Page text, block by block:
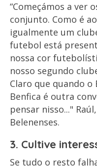
“Começámos a ver
conjunto. Como é
igualmente um
futebol está
nossa cor
nosso segundo
Claro que quando o
Benfica é outra
pensar nisso..."
Belenenses.
3. Cultive
Se tudo o resto